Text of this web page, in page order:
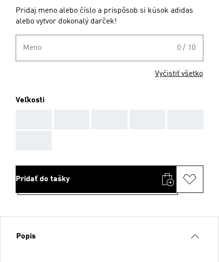
Pridaj meno alebo číslo a prispôsob si kúsok adidas
alebo vytvor dokonalý darček!
Meno 0 / 10
Vyčistiť všetko
Veľkosti
Pridať do tašky
Popis